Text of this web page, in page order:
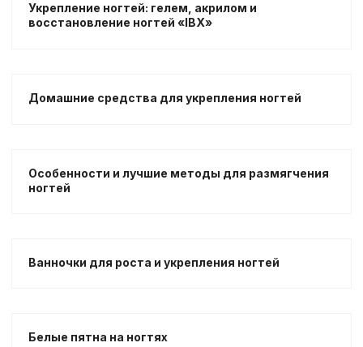
Укрепление ногтей: гелем, акрилом и
восстановление ногтей «IBX»
Домашние средства для укрепления ногтей
Особенности и лучшие методы для размягчения
ногтей
Ванночки для роста и укрепления ногтей
Белые пятна на ногтях